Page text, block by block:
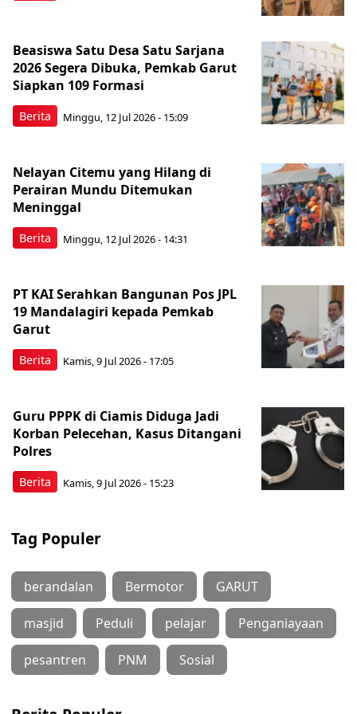
Berita
Beasiswa Satu Desa Satu Sarjana
2026 Segera Dibuka, Pemkab Garut
Siapkan 109 Formasi
Minggu, 12 Jul 2026 - 15:09
Berita
Nelayan Citemu yang Hilang di
Perairan Mundu Ditemukan
Meninggal
Minggu, 12 Jul 2026 - 14:31
Berita
PT KAI Serahkan Bangunan Pos JPL
19 Mandalagiri kepada Pemkab
Garut
Kamis, 9 Jul 2026 - 17:05
Berita
Guru PPPK di Ciamis Diduga Jadi
Korban Pelecehan, Kasus Ditangani
Polres
Kamis, 9 Jul 2026 - 15:23
Tag Populer
berandalan Bermotor GARUT
masjid Peduli pelajar Penganiayaan
pesantren PNM Sosial